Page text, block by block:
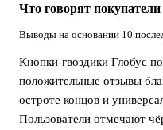
Что говорят покупатели
Выводы на основании 10
Кнопки-гвоздики Глобус
положительные отзывы
остроте концов и
Пользователи отмечают